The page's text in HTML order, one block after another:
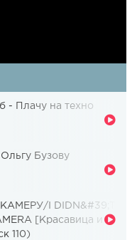
- Плачу на техно
Бузову
I DIDN&#39;T
[Красавица и
110)